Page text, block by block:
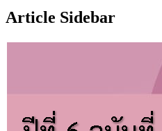
Article Sidebar